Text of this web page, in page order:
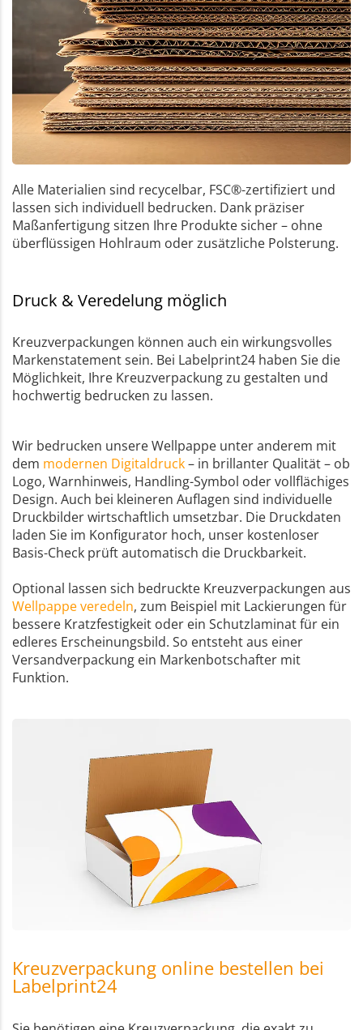
Alle Materialien sind recycelbar, FSC®-zertifiziert und
lassen sich individuell bedrucken. Dank präziser
Maßanfertigung sitzen Ihre Produkte sicher – ohne
überflüssigen Hohlraum oder zusätzliche Polsterung.
Druck & Veredelung möglich
Kreuzverpackungen können auch ein wirkungsvolles
Markenstatement sein. Bei Labelprint24 haben Sie die
Möglichkeit, Ihre Kreuzverpackung zu gestalten und
hochwertig bedrucken zu lassen.
Wir bedrucken unsere Wellpappe unter anderem mit
dem modernen Digitaldruck– in brillanter Qualität – ob
Logo, Warnhinweis, Handling-Symbol oder vollflächiges
Design. Auch bei kleineren Auflagen sind individuelle
Druckbilder wirtschaftlich umsetzbar. Die Druckdaten
laden Sie im Konfigurator hoch, unser kostenloser
Basis-Check prüft automatisch die Druckbarkeit.
Optional lassen sich bedruckte Kreuzverpackungen aus
Wellpappe veredeln, zum Beispiel mit Lackierungen für
bessere Kratzfestigkeit oder ein Schutzlaminat für ein
edleres Erscheinungsbild. So entsteht aus einer
Versandverpackung ein Markenbotschafter mit
Funktion.
Kreuzverpackung online bestellen bei
Labelprint24